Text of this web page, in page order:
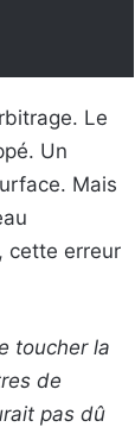
Le
Un
Mais
cette erreur
toucher la
de
pas dû